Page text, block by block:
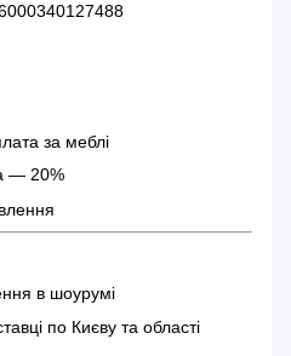
за меблі
— 20%
в шоурумі
по Києву та області